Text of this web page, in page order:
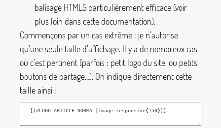
balisage HTML5 particulièrement efficace (voir
plus loin dans cette documentation).
Commençons par un cas extrême : je n’autorise
qu’une seule taille d’affichage. Il y a de nombreux cas
où c’est pertinent (parfois : petit logo du site, ou petits
boutons de partage…). On indique directement cette
taille ainsi :